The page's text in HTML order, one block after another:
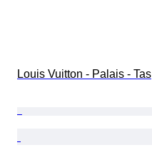
Louis Vuitton - Palais - Tas